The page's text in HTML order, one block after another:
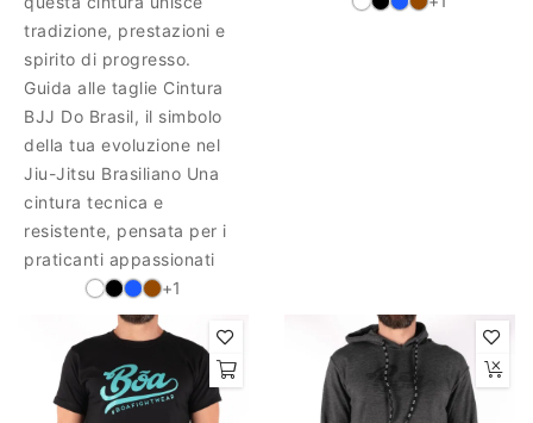
tradizione, prestazioni e
spirito di progresso.
Guida alle taglie Cintura
BJJ Do Brasil, il simbolo
della tua evoluzione nel
Jiu-Jitsu Brasiliano Una
cintura tecnica e
resistente, pensata per i
praticanti appassionati
+1